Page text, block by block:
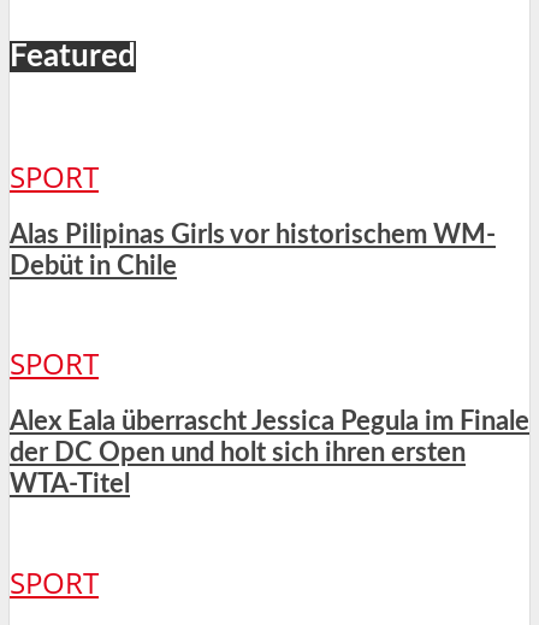
Featured
SPORT
Alas Pilipinas Girls vor historischem WM-
Debüt in Chile
SPORT
Alex Eala überrascht Jessica Pegula im Finale
der DC Open und holt sich ihren ersten
WTA-Titel
SPORT